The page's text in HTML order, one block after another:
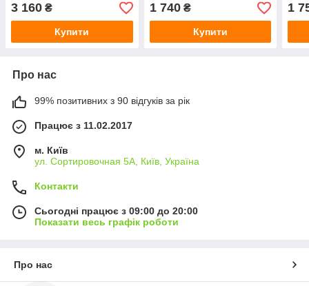
3 160 ₴
Купити
1 740₴
Купити
1
Про нас
99% позитивних з 90 відгуків за рік
Працює з 11.02.2017
м. Київ
ул. Сортировочная 5А, Київ, Україна
Контакти
Сьогодні працює з 09:00 до 20:00
Показати весь графік роботи
Про нас